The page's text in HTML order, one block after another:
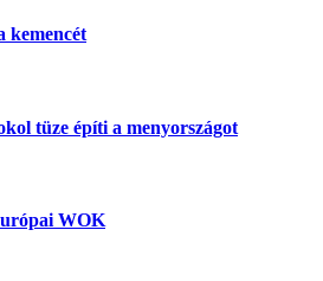
kemencét
tüze építi a menyországot
WOK